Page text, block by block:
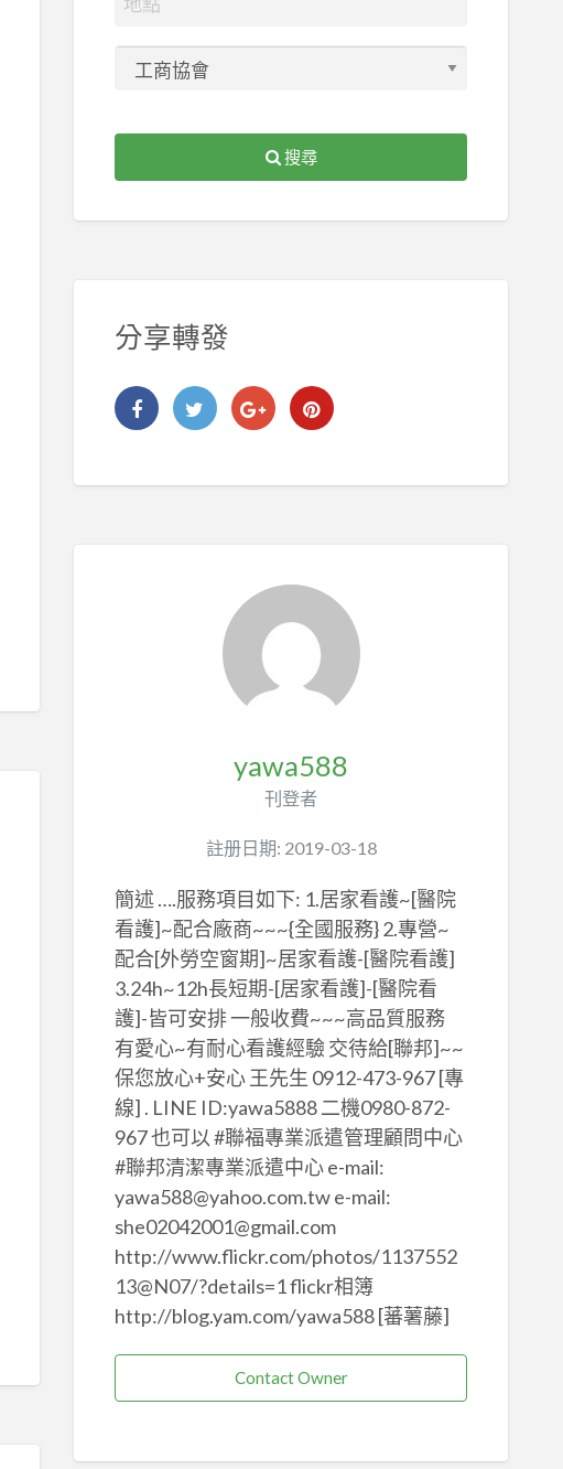
搜尋
分享轉發
yawa588
刊登者
註册日期: 2019-03-18
簡述 ….服務項目如下: 1.居家看護~[醫院
看護]~配合廠商~~~{全國服務} 2.專營~
配合[外勞空窗期]~居家看護-[醫院看護]
3.24h~12h長短期-[居家看護]-[醫院看
護]-皆可安排 一般收費~~~高品質服務
有愛心~有耐心看護經驗 交待給[聯邦]~~
保您放心+安心 王先生 0912-473-967 [專
線] . LINE ID:yawa5888 二機0980-872-
967 也可以 #聯福專業派遣管理顧問中心
#聯邦清潔專業派遣中心 e-mail:
yawa588@yahoo.com.tw e-mail:
she02042001@gmail.com
http://www.flickr.com/photos/1137552
13@N07/?details=1 flickr相簿
http://blog.yam.com/yawa588 [蕃薯藤]
Contact Owner